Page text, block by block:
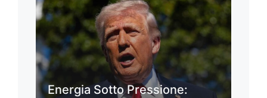
Energia Sotto Pressione: